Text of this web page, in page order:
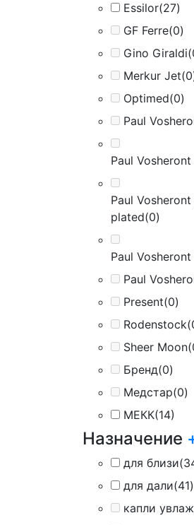
Essilor(27)
GF Ferre(0)
Gino Giraldi
Merkur Jet
Optimed(0)
Paul
Paul
Paul
plated(0)
Paul
Paul
Present(0)
Rodenstock
Sheer Moon
Бренд(0)
Медстар(0)
МЕКК(14)
Назначение
для близи
для дали(41)
капли